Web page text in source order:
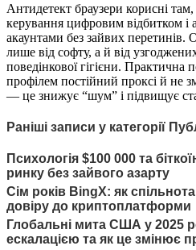
Антидетект браузери корисні там,
керування цифровим відбитком і
акаунтами без зайвих перетинів.
лише від софту, а й від
поведінкової гігієни. Практична
профілем постійний проксі й не
— це знижує “шум” і підвищує
Раніші записи у категорії
Психологія $100 000 та
ринку без зайвого азарту
Сім років BingX: як
довіру до криптоплатформи
Глобальні мита США у 2025
ескалацією та як це змінює